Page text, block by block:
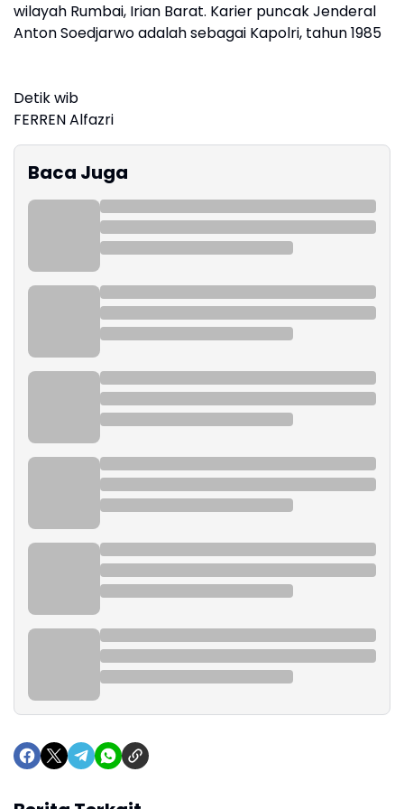
wilayah Rumbai, Irian Barat. Karier puncak Jenderal
Anton Soedjarwo adalah sebagai Kapolri, tahun 1985
Detik wib
FERREN Alfazri
Baca Juga